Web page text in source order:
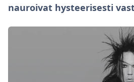
nauroivat hysteerisesti